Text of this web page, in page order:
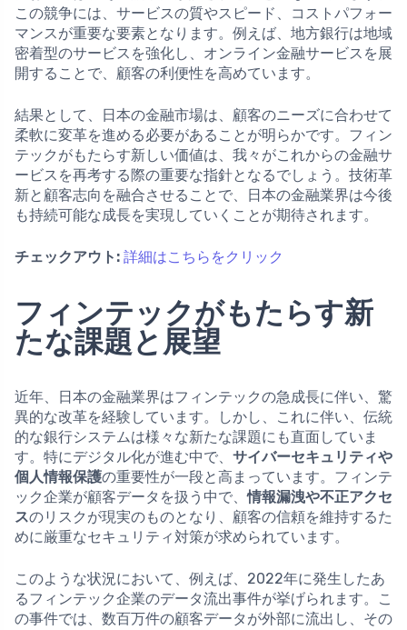
この競争には、サービスの質やスピード、コストパフォー
マンスが重要な要素となります。例えば、地方銀行は地域
密着型のサービスを強化し、オンライン金融サービスを展
開することで、顧客の利便性を高めています。
結果として、日本の金融市場は、顧客のニーズに合わせて
柔軟に変革を進める必要があることが明らかです。フィン
テックがもたらす新しい価値は、我々がこれからの金融サ
ービスを再考する際の重要な指針となるでしょう。技術革
新と顧客志向を融合させることで、日本の金融業界は今後
も持続可能な成長を実現していくことが期待されます。
チェックアウト: 詳細はこちらをクリック
フィンテックがもたらす新
たな課題と展望
近年、日本の金融業界はフィンテックの急成長に伴い、驚
異的な改革を経験しています。しかし、これに伴い、伝統
的な銀行システムは様々な新たな課題にも直面していま
す。特にデジタル化が進む中で、 サイバーセキュリティや
個人情報保護の重要性が一段と高まっています。フィンテ
ック企業が顧客データを扱う中で、情報漏洩や不正アクセ
スのリスクが現実のものとなり、顧客の信頼を維持するた
めに厳重なセキュリティ対策が求められています。
このような状況において、例えば、2022年に発生したあ
るフィンテック企業のデータ流出事件が挙げられます。こ
の事件では、数百万件の顧客データが外部に流出し、その